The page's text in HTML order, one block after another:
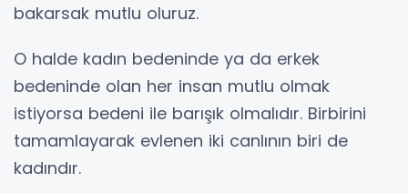
bakarsak mutlu oluruz.
O halde kadın bedeninde ya da erkek
bedeninde olan her insan mutlu olmak
istiyorsa bedeni ile barışık olmalıdır. Birbirini
tamamlayarak evlenen iki canlının biri de
kadındır.